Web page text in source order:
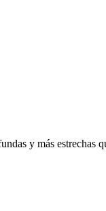
y más estrechas